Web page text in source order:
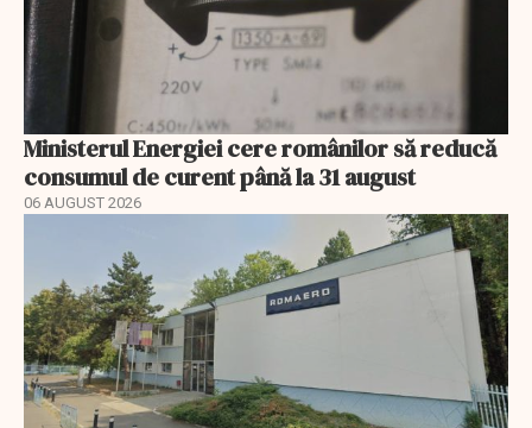
Ministerul Energiei cere românilor să reducă
consumul de curent până la 31 august
06 AUGUST 2026